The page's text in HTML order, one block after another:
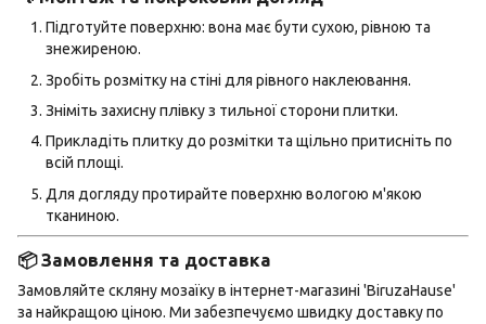
Підготуйте поверхню: вона має бути сухою, рівною та
знежиреною.
Зробіть розмітку на стіні для рівного наклеювання.
Зніміть захисну плівку з тильної сторони плитки.
Прикладіть плитку до розмітки та щільно притисніть по
всій площі.
Для догляду протирайте поверхню вологою м'якою
тканиною.
📦 Замовлення та доставка
Замовляйте скляну мозаїку в інтернет-магазині 'BiruzaHause'
за найкращою ціною. Ми забезпечуємо швидку доставку по